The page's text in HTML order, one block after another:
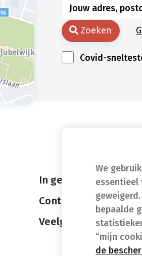
We
essentieel
bepaalde
“mijn
de
Zoeken
Covid-
In geval van nood
Contact
Veelgestelde vragen